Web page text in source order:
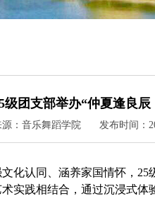
级团支部举办“仲夏逢良
源：音乐舞蹈学院 发布时间：
化认同、涵养家国情怀， 25
实践相结合，通过沉浸式